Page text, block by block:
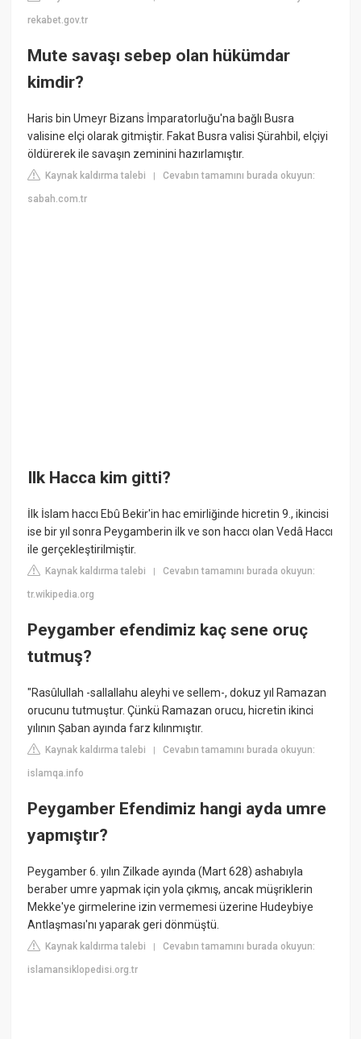
rekabet.gov.tr
Mute savaşı sebep olan hükümdar
kimdir?
Haris bin Umeyr Bizans İmparatorluğu'na bağlı Busra
valisine elçi olarak gitmiştir. Fakat Busra valisi Şürahbil, elçiyi
öldürerek ile savaşın zeminini hazırlamıştır.
Kaynak kaldırma talebi |Cevabın tamamını burada okuyun:
sabah.com.tr
Ilk Hacca kim gitti?
İlk İslam haccı Ebû Bekir'in hac emirliğinde hicretin 9., ikincisi
ise bir yıl sonra Peygamberin ilk ve son haccı olan Vedâ Haccı
ile gerçekleştirilmiştir.
Kaynak kaldırma talebi |Cevabın tamamını burada okuyun:
tr.wikipedia.org
Peygamber efendimiz kaç sene oruç
tutmuş?
"Rasûlullah -sallallahu aleyhi ve sellem-, dokuz yıl Ramazan
orucunu tutmuştur. Çünkü Ramazan orucu, hicretin ikinci
yılının Şaban ayında farz kılınmıştır.
Kaynak kaldırma talebi |Cevabın tamamını burada okuyun:
islamqa.info
Peygamber Efendimiz hangi ayda umre
yapmıştır?
Peygamber 6. yılın Zilkade ayında (Mart 628) ashabıyla
beraber umre yapmak için yola çıkmış, ancak müşriklerin
Mekke'ye girmelerine izin vermemesi üzerine Hudeybiye
Antlaşması'nı yaparak geri dönmüştü.
Kaynak kaldırma talebi |Cevabın tamamını burada okuyun:
islamansiklopedisi.org.tr